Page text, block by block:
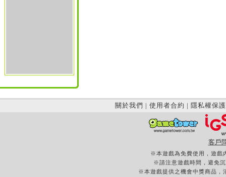
關於我們 | 使用者合約 | 隱私權保護
客戶
※本遊戲為免費使用，遊戲
※請注意遊戲時間，避免
※本遊戲提供之機會中獎商品，